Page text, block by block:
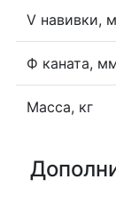
V навивки,
Ф каната,
Масса, кг